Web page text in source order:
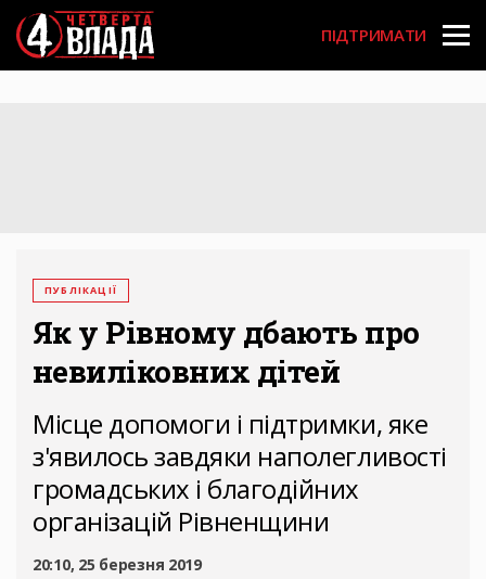
Перейти
до
основного
вмісту
User
account
ПІДТРИМАТИ
ПУБЛІКАЦІЇ
Як у Рівному дбають про
невиліковних дітей
Місце допомоги і підтримки, яке
з'явилось завдяки наполегливості
громадських і благодійних
організацій Рівненщини
20:10, 25 березня 2019